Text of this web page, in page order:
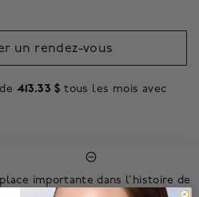
413.33 $ tous les mois avec
un rendez-vous
importante dans l’histoire de